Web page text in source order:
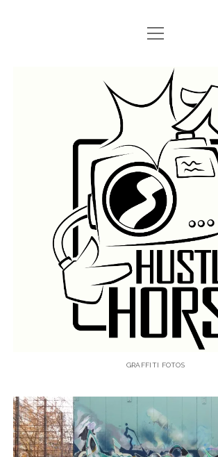
STARTSEITE
BERLIN GRAFFITI
Menü
öffnen
BERLIN BOMBINGS
BERLIN SUBWAY
BERLIN S-BAHN
TRAINS
LEGAL WALLS
HOTTER FRAGT…
ROSTOCK
REGIO
GÜTER
ATHENS GRAFFITI Menü
öffnen
ATHENS TRAINS
KAUGUMMIAUTOMATEN
TAGS
KIEL
HAMBURG
Menü
öffnen
Hustlehorst
GRAFFITI FOTOS